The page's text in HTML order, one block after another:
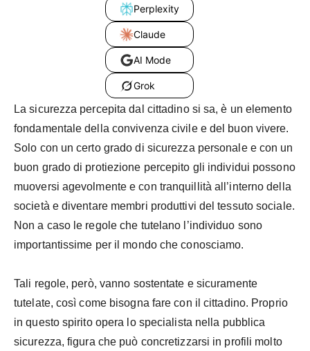
Perplexity
Claude
AI Mode
Grok
La sicurezza percepita dal cittadino si sa, è un elemento
fondamentale della convivenza civile e del buon vivere.
Solo con un certo grado di sicurezza personale e con un
buon grado di protiezione percepito gli individui possono
muoversi agevolmente e con tranquillità all’interno della
società e diventare membri produttivi del tessuto sociale.
Non a caso le regole che tutelano l’individuo sono
importantissime per il mondo che conosciamo.
Tali regole, però, vanno sostentate e sicuramente
tutelate, così come bisogna fare con il cittadino. Proprio
in questo spirito opera lo specialista nella pubblica
sicurezza, figura che può concretizzarsi in profili molto